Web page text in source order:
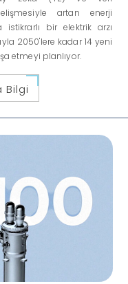
artan enerji
istikrarlı bir elektrik arzı
2050'lere kadar 14 yeni
etmeyi planlıyor.
Bilgi